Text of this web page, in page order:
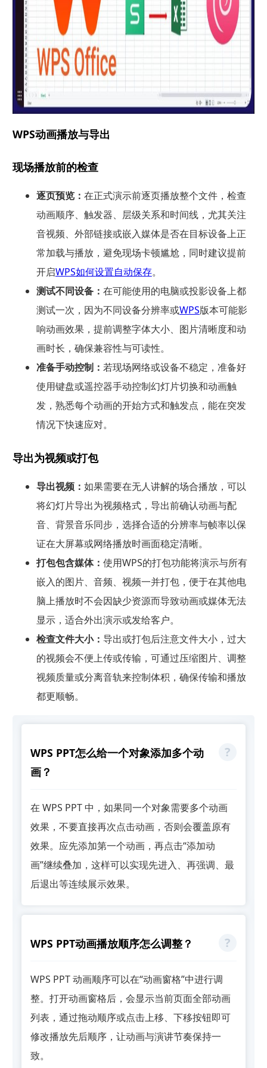
WPS动画播放与导出
现场播放前的检查
逐页预览： 在正式演示前逐页播放整个文件，检查
动画顺序、触发器、层级关系和时间线，尤其关注
音视频、外部链接或嵌入媒体是否在目标设备上正
常加载与播放，避免现场卡顿尴尬，同时建议提前
开启WPS如何设置自动保存。
测试不同设备： 在可能使用的电脑或投影设备上都
测试一次，因为不同设备分辨率或WPS版本可能影
响动画效果，提前调整字体大小、图片清晰度和动
画时长，确保兼容性与可读性。
准备手动控制： 若现场网络或设备不稳定，准备好
使用键盘或遥控器手动控制幻灯片切换和动画触
发，熟悉每个动画的开始方式和触发点，能在突发
情况下快速应对。
导出为视频或打包
导出视频： 如果需要在无人讲解的场合播放，可以
将幻灯片导出为视频格式，导出前确认动画与配
音、背景音乐同步，选择合适的分辨率与帧率以保
证在大屏幕或网络播放时画面稳定清晰。
打包包含媒体： 使用WPS的打包功能将演示与所有
嵌入的图片、音频、视频一并打包，便于在其他电
脑上播放时不会因缺少资源而导致动画或媒体无法
显示，适合外出演示或发给客户。
检查文件大小： 导出或打包后注意文件大小，过大
的视频会不便上传或传输，可通过压缩图片、调整
视频质量或分离音轨来控制体积，确保传输和播放
都更顺畅。
WPS PPT怎么给一个对象添加多个动
画？
在 WPS PPT 中，如果同一个对象需要多个动画
效果，不要直接再次点击动画，否则会覆盖原有
效果。应先添加第一个动画，再点击“添加动
画”继续叠加，这样可以实现先进入、再强调、最
后退出等连续展示效果。
WPS PPT动画播放顺序怎么调整？
WPS PPT 动画顺序可以在“动画窗格”中进行调
整。打开动画窗格后，会显示当前页面全部动画
列表，通过拖动顺序或点击上移、下移按钮即可
修改播放先后顺序，让动画与演讲节奏保持一
致。